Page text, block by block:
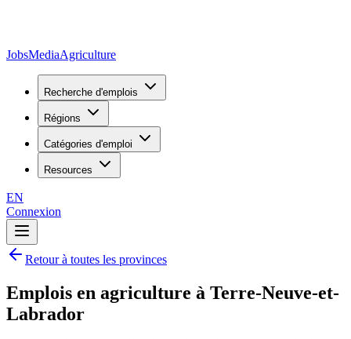
JobsMediaAgriculture
Recherche d'emplois
Régions
Catégories d'emploi
Resources
EN
Connexion
Retour à toutes les provinces
Emplois en agriculture à Terre-Neuve-et-
Labrador